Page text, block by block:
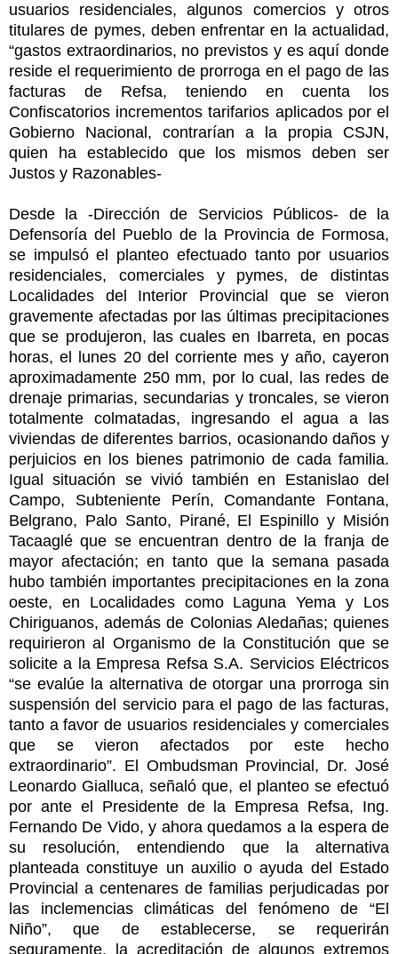
usuarios residenciales, algunos comercios y otros
titulares de pymes, deben enfrentar en la actualidad,
“gastos extraordinarios, no previstos y es aquí donde
reside el requerimiento de prorroga en el pago de las
facturas de Refsa, teniendo en cuenta los
Confiscatorios incrementos tarifarios aplicados por el
Gobierno Nacional, contrarían a la propia CSJN,
quien ha establecido que los mismos deben ser
Justos y Razonables-
Desde la -Dirección de Servicios Públicos- de la
Defensoría del Pueblo de la Provincia de Formosa,
se impulsó el planteo efectuado tanto por usuarios
residenciales, comerciales y pymes, de distintas
Localidades del Interior Provincial que se vieron
gravemente afectadas por las últimas precipitaciones
que se produjeron, las cuales en Ibarreta, en pocas
horas, el lunes 20 del corriente mes y año, cayeron
aproximadamente 250 mm, por lo cual, las redes de
drenaje primarias, secundarias y troncales, se vieron
totalmente colmatadas, ingresando el agua a las
viviendas de diferentes barrios, ocasionando daños y
perjuicios en los bienes patrimonio de cada familia.
Igual situación se vivió también en Estanislao del
Campo, Subteniente Perín, Comandante Fontana,
Belgrano, Palo Santo, Pirané, El Espinillo y Misión
Tacaaglé que se encuentran dentro de la franja de
mayor afectación; en tanto que la semana pasada
hubo también importantes precipitaciones en la zona
oeste, en Localidades como Laguna Yema y Los
Chiriguanos, además de Colonias Aledañas; quienes
requirieron al Organismo de la Constitución que se
solicite a la Empresa Refsa S.A. Servicios Eléctricos
“se evalúe la alternativa de otorgar una prorroga sin
suspensión del servicio para el pago de las facturas,
tanto a favor de usuarios residenciales y comerciales
que se vieron afectados por este hecho
extraordinario”. El Ombudsman Provincial, Dr. José
Leonardo Gialluca, señaló que, el planteo se efectuó
por ante el Presidente de la Empresa Refsa, Ing.
Fernando De Vido, y ahora quedamos a la espera de
su resolución, entendiendo que la alternativa
planteada constituye un auxilio o ayuda del Estado
Provincial a centenares de familias perjudicadas por
las inclemencias climáticas del fenómeno de “El
Niño”, que de establecerse, se requerirán
seguramente, la acreditación de algunos extremos